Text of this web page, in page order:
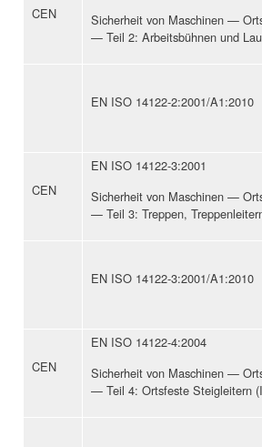
CEN
Sicherheit von Maschinen —
— Teil 2: Arbeitsbühnen und
EN ISO 14122-2:2001/A1:2010
CEN
EN ISO 14122-3:2001
Sicherheit von Maschinen —
— Teil 3: Treppen,
EN ISO 14122-3:2001/A1:2010
CEN
EN ISO 14122-4:2004
Sicherheit von Maschinen —
— Teil 4: Ortsfeste Steigleitern